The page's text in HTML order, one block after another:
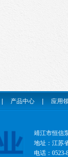
产品中心 应用
靖江市恒信
地址：江苏
电话：